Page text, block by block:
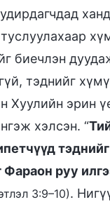
биечлэн
тэднийг
Хуулийн эрин
хэлсэн. “
руу
3:9–10).